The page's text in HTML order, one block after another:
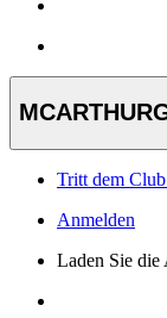
Tritt dem
Anmelden
Laden Sie die